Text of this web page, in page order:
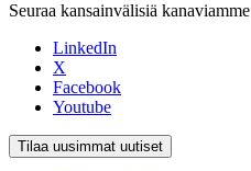
Seuraa kansainvälisiä kanaviamme
LinkedIn
X
Facebook
Youtube
Tilaa uusimmat uutiset